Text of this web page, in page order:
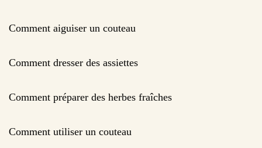
Comment aiguiser un couteau
Comment dresser des assiettes
Comment préparer des herbes fraîches
Comment utiliser un couteau